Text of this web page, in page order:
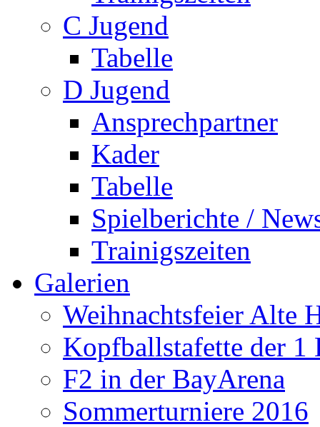
C Jugend
Tabelle
D Jugend
Ansprechpartner
Kader
Tabelle
Spielberichte /
Trainigszeiten
Galerien
Weihnachtsfeier Alte
Kopfballstafette der 1
F2 in der BayArena
Sommerturniere 2016